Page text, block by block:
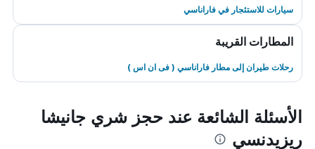
سيارات للاستئجار في فاراناسي
المطارات القريبة
رحلات طيران إلى مطار فاراناسي ( فى ان اس )
الأسئلة الشائعة عند حجز شري جانيشا
ريزيدنسي